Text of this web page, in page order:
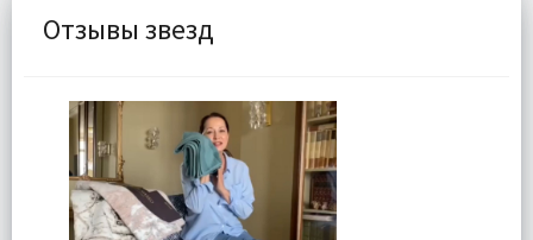
Отзывы звезд